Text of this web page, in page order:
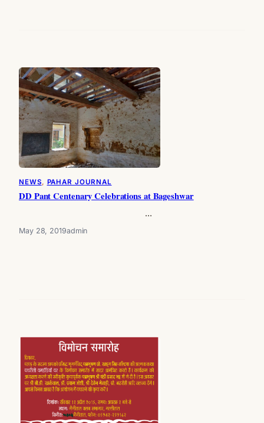
NEWS, PAHAR JOURNAL
DD Pant Centenary Celebrations at Bageshwar
…
May 28, 2019admin